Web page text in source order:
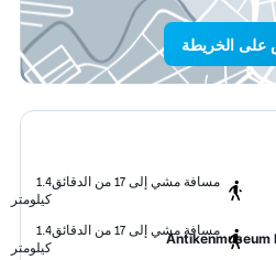
الخريطة
مسافة مشي إلى 17 من الدقائق
1.4
كيلومتر
Antikenmuseum
مسافة مشي إلى 17 من الدقائق
1.4
كيلومتر